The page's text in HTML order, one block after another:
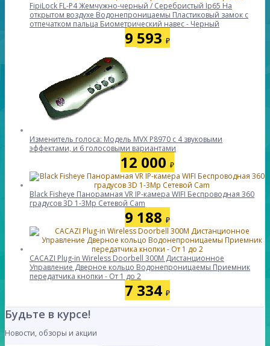
FipiLock FL-P4 Жемчужно-черный / Серебристый Ip65 На
открытом воздухе Водонепроницаемы Пластиковый замок с
отпечатком пальца Биометрический навес - Черный
9 593 ₽
Изменитель голоса: Модель MVX P8970 с 4 звуковыми
эффектами, и 6 голосовыми вариантами
12 000 ₽
Black Fisheye Панорамная VR IP-камера WIFI Беспроводная 360
градусов 3D 1-3Mp Сетевой Cam
9 188 ₽
CACAZI Plug-in Wireless Doorbell 300M Дистанционное
Управление Дверное кольцо Водонепроницаемы Приемник
передатчика кнопки - От 1 до 2
7 334 ₽
Будьте в курсе!
Новости, обзоры и акции